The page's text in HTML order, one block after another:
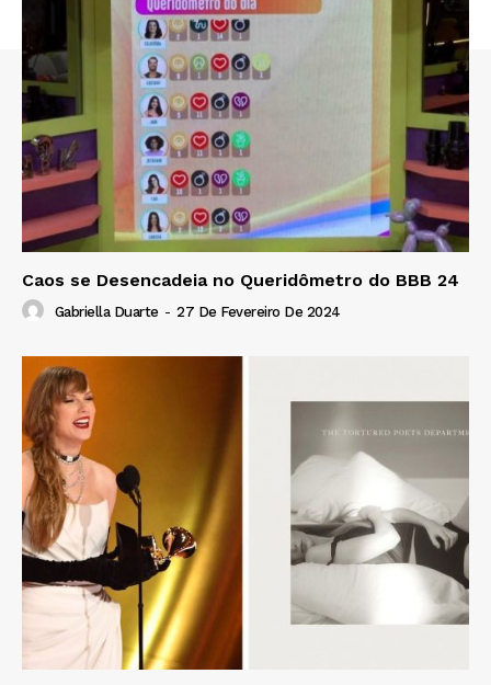
Caos se Desencadeia no Queridômetro do BBB 24
Gabriella Duarte - 27 De Fevereiro De 2024